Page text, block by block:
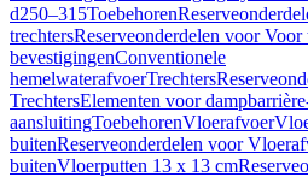
d250–315Toebehoren
trechtersReserveonderdelen voor Voor
bevestigingenConventionele
hemelwaterafvoerTrechters
TrechtersElementen voor
aansluitingToebehorenVloerafvoer
buitenReserveonderdelen voor
buitenVloerputten 13 x 13 cm